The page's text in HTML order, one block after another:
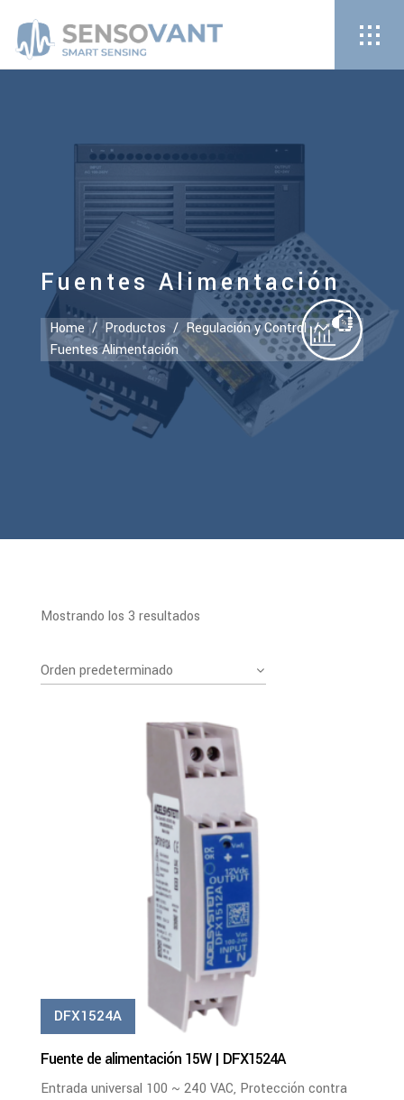
Fuentes Alimentación
Home/Productos / Regulación y Control/
Fuentes Alimentación
Mostrando los 3 resultados
Orden predeterminado
DFX1524A
Fuente de alimentación 15W | DFX1524A
Entrada universal 100 ~ 240 VAC, Protección contra